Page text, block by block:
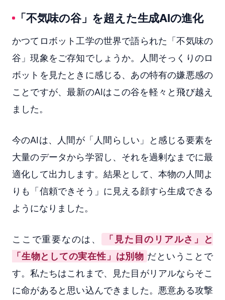
「不気味の谷」を超えた生成AIの進化
かつてロボット工学の世界で語られた「不気味の
谷」現象をご存知でしょうか。人間そっくりのロ
ボットを見たときに感じる、あの特有の嫌悪感の
ことですが、最新のAIはこの谷を軽々と飛び越え
ました。
今のAIは、人間が「人間らしい」と感じる要素を
大量のデータから学習し、それを過剰なまでに最
適化して出力します。結果として、本物の人間よ
りも「信頼できそう」に見える顔すら生成できる
ようになりました。
ここで重要なのは、
「見た目のリアルさ」と
「生物としての実在性」は別物 だということで
す。私たちはこれまで、見た目がリアルならそこ
に命があると思い込んできました。悪意ある攻撃